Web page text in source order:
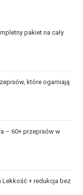
pakiet na cały
które ogarniają
– 60+ przepisów w
Lekkość + redukcja bez